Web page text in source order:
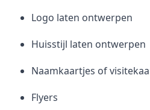
Logo laten ontwerpen
Huisstijl laten ontwerpen
Naamkaartjes of
Flyers